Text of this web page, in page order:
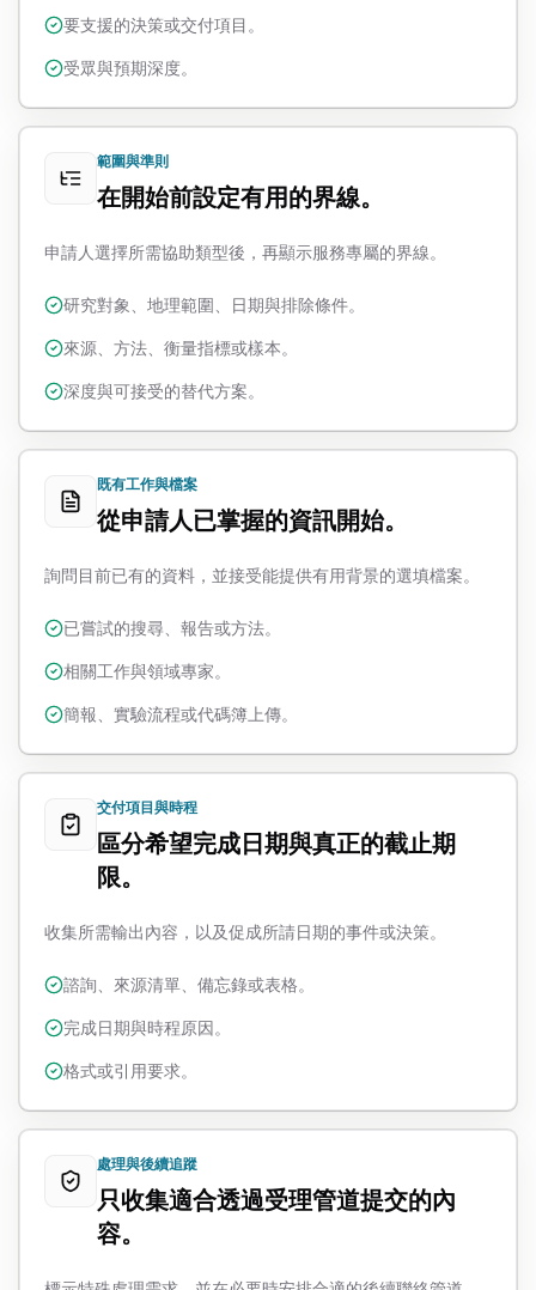
要支援的決策或交付項目。
受眾與預期深度。
範圍與準則
在開始前設定有用的界線。
申請人選擇所需協助類型後，再顯示服務專屬的界線。
研究對象、地理範圍、日期與排除條件。
來源、方法、衡量指標或樣本。
深度與可接受的替代方案。
既有工作與檔案
從申請人已掌握的資訊開始。
詢問目前已有的資料，並接受能提供有用背景的選填檔案。
已嘗試的搜尋、報告或方法。
相關工作與領域專家。
簡報、實驗流程或代碼簿上傳。
交付項目與時程
區分希望完成日期與真正的截止期
限。
收集所需輸出內容，以及促成所請日期的事件或決策。
諮詢、來源清單、備忘錄或表格。
完成日期與時程原因。
格式或引用要求。
處理與後續追蹤
只收集適合透過受理管道提交的內
容。